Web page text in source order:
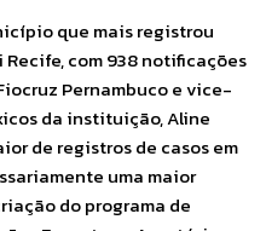
que mais registrou
com 938 notificações
Pernambuco e vice-
da instituição, Aline
de registros de casos em
uma maior
do programa de